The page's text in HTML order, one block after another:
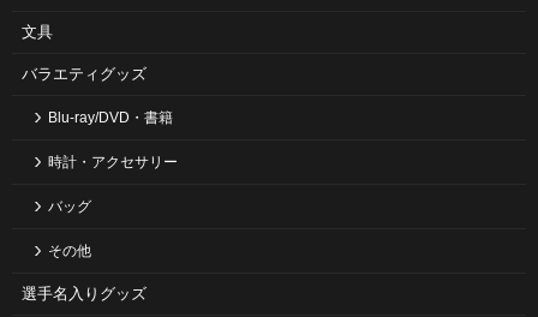
文具
バラエティグッズ
Blu-ray/DVD・書籍
時計・アクセサリー
バッグ
その他
選手名入りグッズ